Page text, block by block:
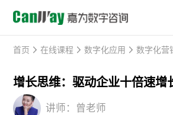
首页 在线课程 数字化应用 数字化营
增长思维：驱动企业十倍速增
讲师：曾老师